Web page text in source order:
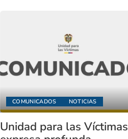
COMUNICADOS NOTICIAS
Unidad para las Víctimas